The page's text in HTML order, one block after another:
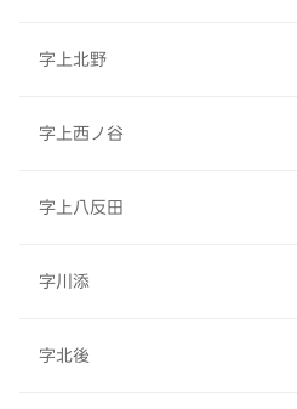
字上北野
字上西ノ谷
字上八反田
字川添
字北後